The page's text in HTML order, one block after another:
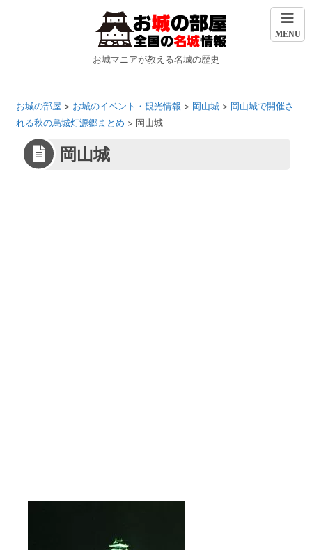
MENU
お城マニアが教える名城の歴史
お城の部屋 > お城のイベント・観光情報 > 岡山城> 岡山城で開催さ
れる秋の烏城灯源郷まとめ > 岡山城
岡山城